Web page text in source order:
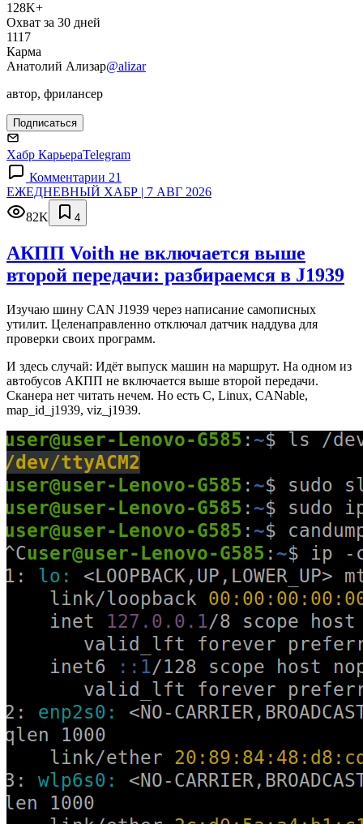
128K+
Охват за 30 дней
1117
Карма
Анатолий Ализар@alizar
автор, фрилансер
Подписаться
Хабр КарьераTelegram
Комментарии 21
ЕЖЕДНЕВНЫЙ ХАБР | 7 АВГ 2026
82K
4
АКПП Voith не включается выше
второй передачи: разбираемся в J1939
Изучаю шину CAN J1939 через написание самописных
утилит. Целенаправленно отключал датчик наддува для
проверки своих программ.
И здесь случай: Идёт выпуск машин на маршрут. На одном из
автобусов АКПП не включается выше второй передачи.
Сканера нет читать нечем. Но есть C, Linux, CANable,
map_id_j1939, viz_j1939.